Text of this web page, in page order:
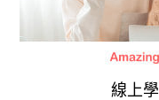
線上學